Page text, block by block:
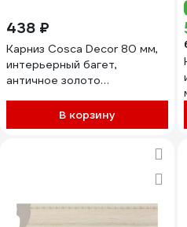
438 ₽
Карниз Cosca Decor 80 мм,
интерьерный багет,
античное золото
В корзину